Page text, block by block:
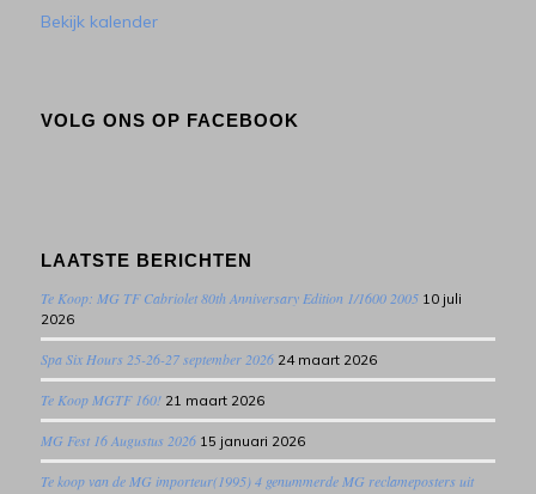
Bekijk kalender
VOLG ONS OP FACEBOOK
LAATSTE BERICHTEN
Te Koop: MG TF Cabriolet 80th Anniversary Edition 1/1600 2005 10 juli
2026
Spa Six Hours 25-26-27 september 2026 24 maart 2026
Te Koop MGTF 160! 21 maart 2026
MG Fest 16 Augustus 2026 15 januari 2026
Te koop van de MG importeur(1995) 4 genummerde MG reclameposters uit